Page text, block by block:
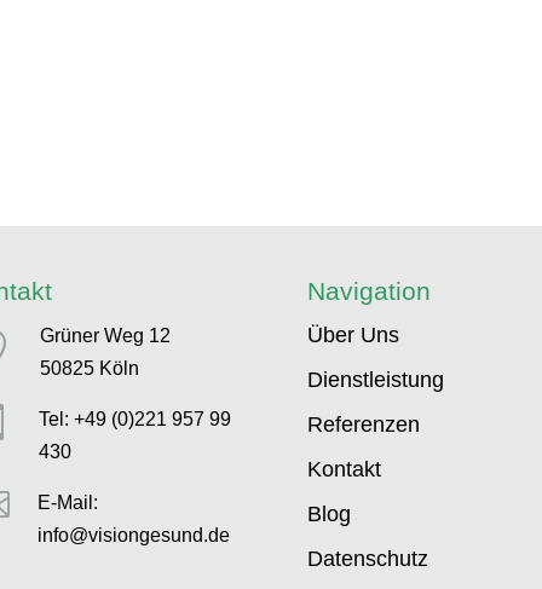
Grüner Weg 12
50825 Köln
Tel: +49 (0)221 957 99
430
E-Mail:
info@visiongesund.de
Navigation
Über Uns
Dienstleistung
Referenzen
Kontakt
Blog
Datenschutz